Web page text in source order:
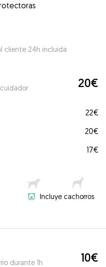
cliente 24h incluida
20€
22€
20€
17€
Incluye cachorros
durante 1h 10€